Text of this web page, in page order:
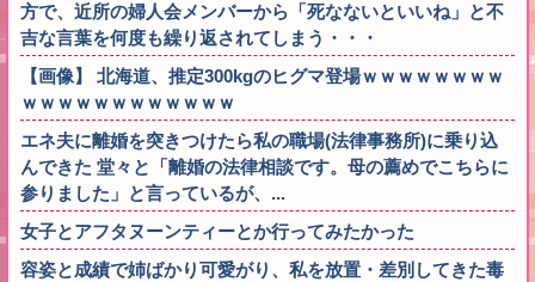
方で、近所の婦人会メンバーから「死なないといいね」と不
吉な言葉を何度も繰り返されてしまう・・・
【画像】 北海道、推定300kgのヒグマ登場ｗｗｗｗｗｗｗｗ
ｗｗｗｗｗｗｗｗｗｗｗｗ
エネ夫に離婚を突きつけたら私の職場(法律事務所)に乗り込
んできた 堂々と「離婚の法律相談です。母の薦めでこちらに
参りました」と言っているが、...
女子とアフタヌーンティーとか行ってみたかった
容姿と成績で姉ばかり可愛がり、私を放置・差別してきた毒